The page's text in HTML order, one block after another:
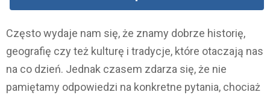
Często wydaje nam się, że znamy dobrze historię,
geografię czy też kulturę i tradycje, które otaczają nas
na co dzień. Jednak czasem zdarza się, że nie
pamiętamy odpowiedzi na konkretne pytania, chociaż